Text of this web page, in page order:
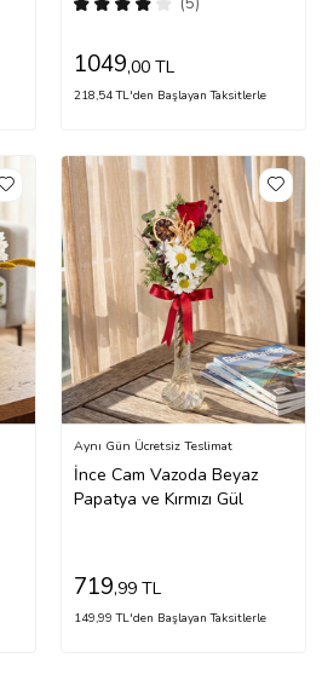
1049,00 TL
218,54 TL'den Başlayan Taksitlerle
İnce Cam Vazoda Beyaz
Papatya ve Kırmızı Gül
Aynı Gün Ücretsiz Teslimat
719,99 TL
149,99 TL'den Başlayan Taksitlerle